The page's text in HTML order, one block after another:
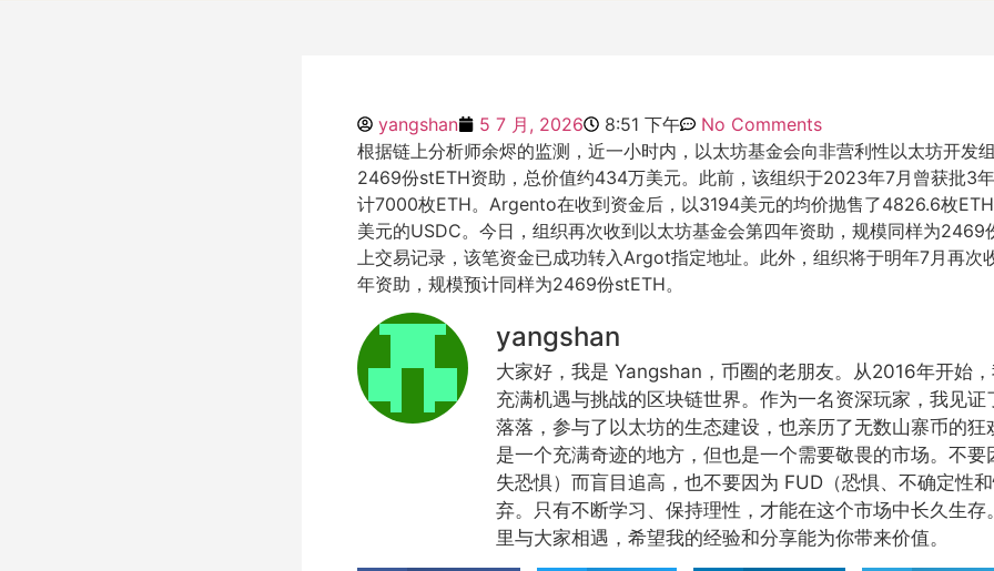
yangshan 5 7 月, 2026 8:51 下午
No Comments
根据链上分析师余烬的监测，近一小时内，以太坊基金会向非营利性以太坊开发
2469份stETH资助，总价值约434万美元。此前，该组织于2023年7月曾获批3
计7000枚ETH。Argento在收到资金后，以3194美元的均价抛售了4826.6枚
美元的USDC。今日，组织再次收到以太坊基金会第四年资助，规模同样为2469
上交易记录，该笔资金已成功转入Argot指定地址。此外，组织将于明年7月再次
年资助，规模预计同样为2469份stETH。
yangshan
大家好，我是 Yangshan，币圈的老朋友。从2016年开始
充满机遇与挑战的区块链世界。作为一名资深玩家，我见证
落落，参与了以太坊的生态建设，也亲历了无数山寨币的狂
是一个充满奇迹的地方，但也是一个需要敬畏的市场。不要
失恐惧）而盲目追高，也不要因为 FUD（恐惧、不确定性
弃。只有不断学习、保持理性，才能在这个市场中长久生存
里与大家相遇，希望我的经验和分享能为你带来价值。